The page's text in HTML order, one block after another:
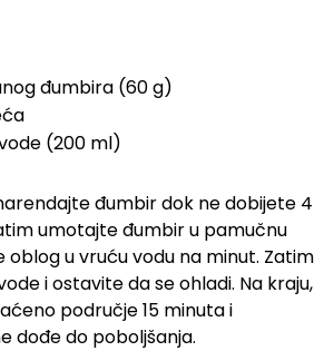
đumbira (60 g)
(200 ml)
đumbir dok ne dobijete 4
umotajte đumbir u pamučnu
u vruću vodu na minut. Zatim
i ostavite da se ohladi. Na kraju,
područje 15 minuta i
dođe do poboljšanja.